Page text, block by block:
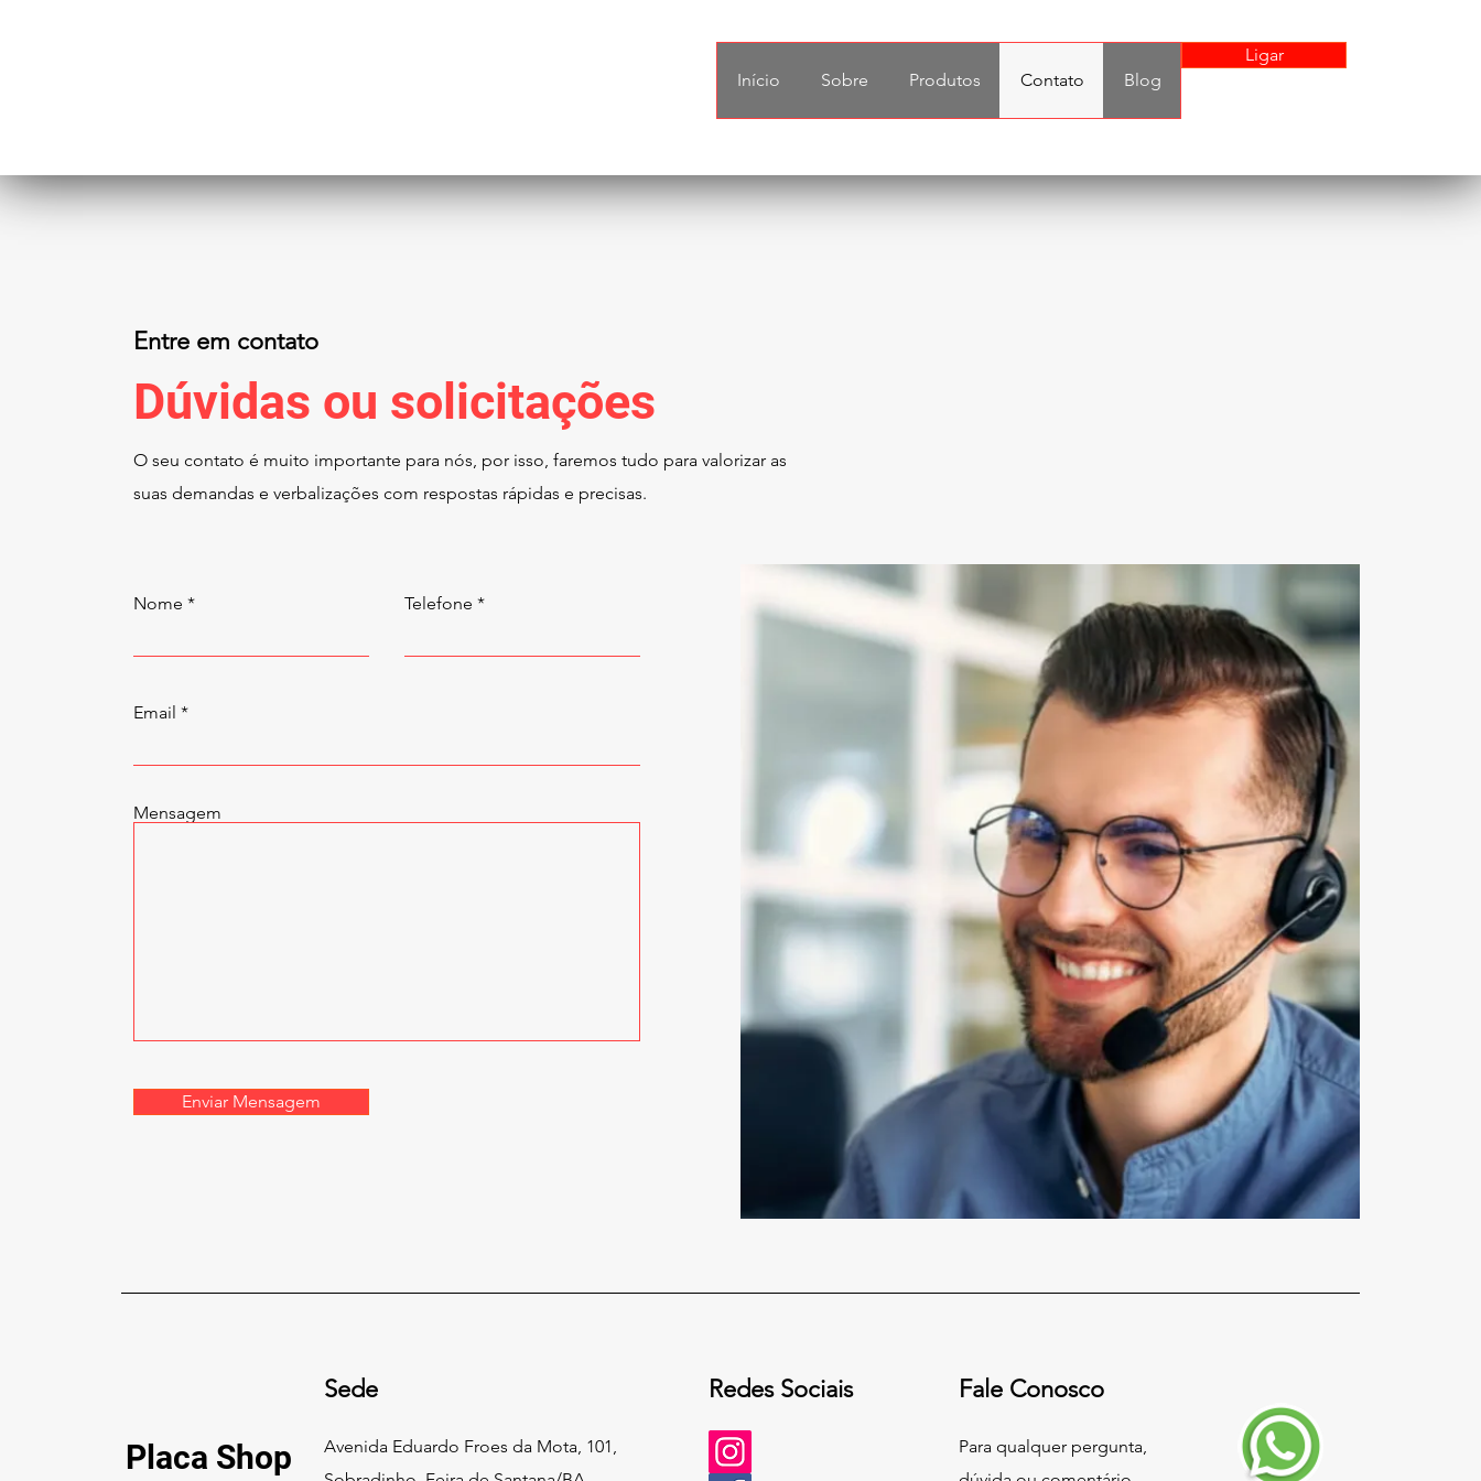
Início Sobre Produtos Contato Blog
Ligar
Entre em contato
Dúvidas ou solicitações
O seu contato é muito importante para nós, por isso, faremos tudo para valorizar as
suas demandas e verbalizações com respostas rápidas e precisas.
Nome Telefone
Email
Mensagem
Enviar Mensagem
Placa Shop
Sede
Avenida Eduardo Froes da Mota, 101,
Redes Sociais Fale Conosco
Para qualquer pergunta,